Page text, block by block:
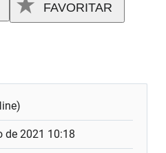
FAVORITAR
de 2021 10:18